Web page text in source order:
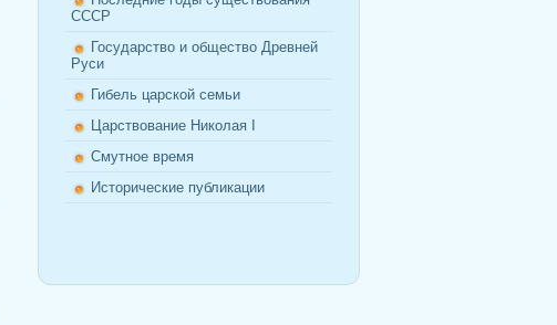
СССР
Государство и общество Древней
Руси
Гибель царской семьи
Царствование Николая I
Смутное время
Исторические публикации